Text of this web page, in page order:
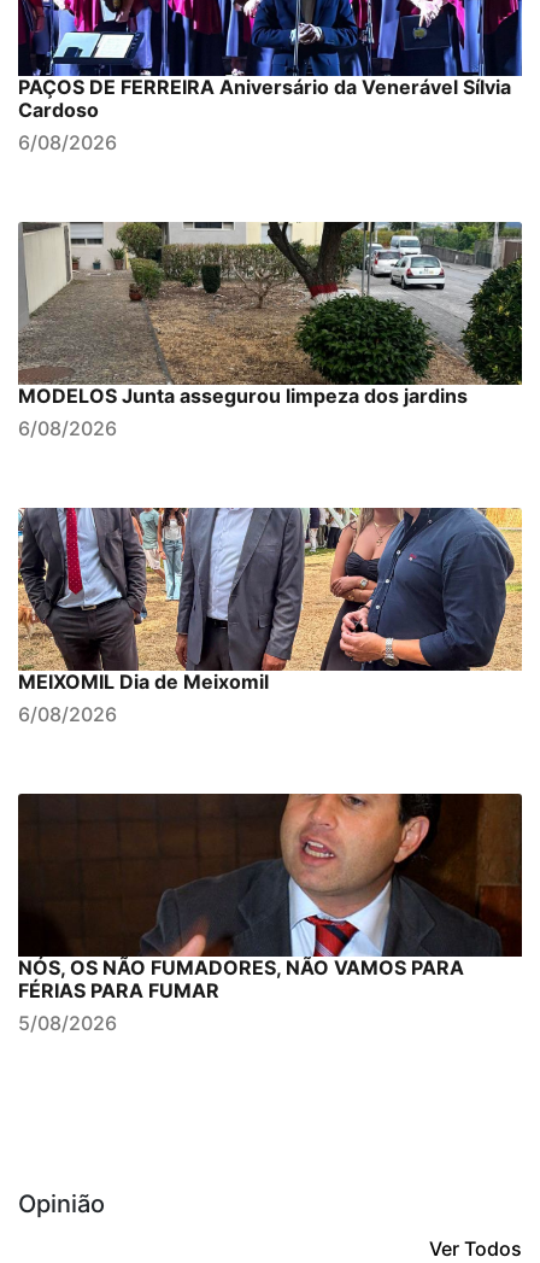
PAÇOS DE FERREIRA Aniversário da Venerável Sílvia
Cardoso
6/08/2026
MODELOS Junta assegurou limpeza dos jardins
6/08/2026
MEIXOMIL Dia de Meixomil
6/08/2026
NÓS, OS NÃO FUMADORES, NÃO VAMOS PARA
FÉRIAS PARA FUMAR
5/08/2026
Opinião
Ver Todos